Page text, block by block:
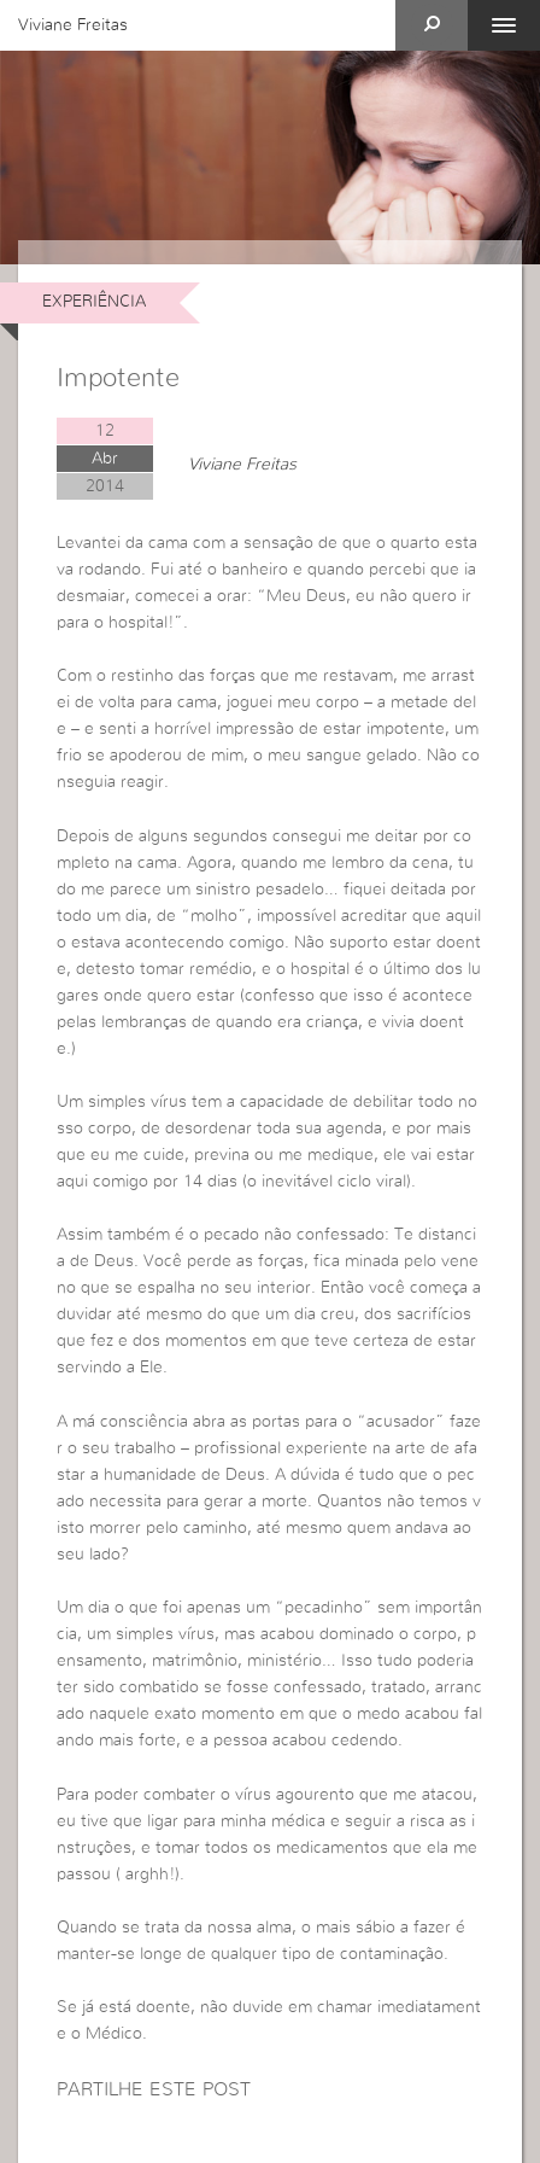
Viviane Freitas
EXPERIÊNCIA
Impotente
12
Abr
2014
Viviane Freitas
Levantei da cama com a sensação de que o quarto esta
va rodando. Fui até o banheiro e quando percebi que ia
desmaiar, comecei a orar: “Meu Deus, eu não quero ir
para o hospital!”.
Com o restinho das forças que me restavam, me arrast
ei de volta para cama, joguei meu corpo – a metade del
e – e senti a horrível impressão de estar impotente, um
frio se apoderou de mim, o meu sangue gelado. Não co
nseguia reagir.
Depois de alguns segundos consegui me deitar por co
mpleto na cama. Agora, quando me lembro da cena, tu
do me parece um sinistro pesadelo… fiquei deitada por
todo um dia, de “molho”, impossível acreditar que aquil
o estava acontecendo comigo. Não suporto estar doent
e, detesto tomar remédio, e o hospital é o último dos lu
gares onde quero estar (confesso que isso é acontece
pelas lembranças de quando era criança, e vivia doent
e.)
Um simples vírus tem a capacidade de debilitar todo no
sso corpo, de desordenar toda sua agenda, e por mais
que eu me cuide, previna ou me medique, ele vai estar
aqui comigo por 14 dias (o inevitável ciclo viral).
Assim também é o pecado não confessado: Te distanci
a de Deus. Você perde as forças, fica minada pelo vene
no que se espalha no seu interior. Então você começa a
duvidar até mesmo do que um dia creu, dos sacrifícios
que fez e dos momentos em que teve certeza de estar
servindo a Ele.
A má consciência abra as portas para o “acusador” faze
r o seu trabalho – profissional experiente na arte de afa
star a humanidade de Deus. A dúvida é tudo que o pec
ado necessita para gerar a morte. Quantos não temos v
isto morrer pelo caminho, até mesmo quem andava ao
seu lado?
Um dia o que foi apenas um “pecadinho” sem importân
cia, um simples vírus, mas acabou dominado o corpo, p
ensamento, matrimônio, ministério… Isso tudo poderia
ter sido combatido se fosse confessado, tratado, arranc
ado naquele exato momento em que o medo acabou fal
ando mais forte, e a pessoa acabou cedendo.
Para poder combater o vírus agourento que me atacou,
eu tive que ligar para minha médica e seguir a risca as i
nstruções, e tomar todos os medicamentos que ela me
passou ( arghh!).
Quando se trata da nossa alma, o mais sábio a fazer é
manter-se longe de qualquer tipo de contaminação.
Se já está doente, não duvide em chamar imediatament
e o Médico.
PARTILHE ESTE POST